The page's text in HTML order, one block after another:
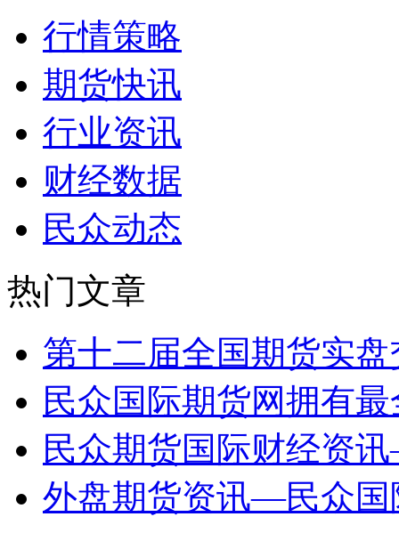
行情策略
期货快讯
行业资讯
财经数据
民众动态
热门文章
第十二届全国期货实
民众国际期货网拥有
民众期货国际财经资
外盘期货资讯—民众国